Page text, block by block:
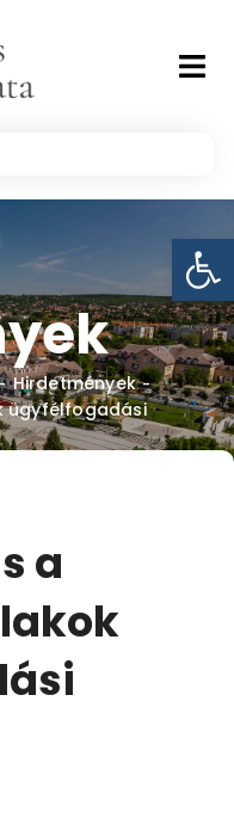
Hirdetmények -
ügyfélfogadási
a